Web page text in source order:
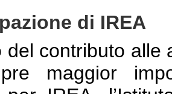
di IREA
del contributo alle
maggior